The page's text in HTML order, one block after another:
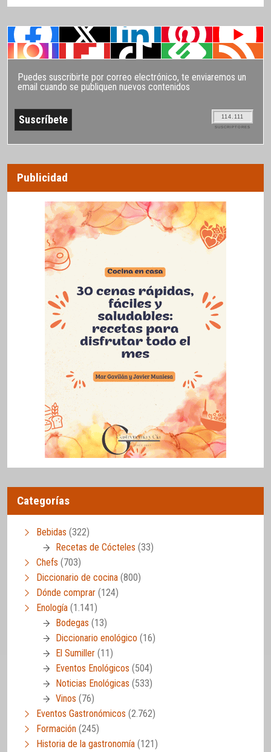
Puedes suscribirte por correo electrónico, te enviaremos un
email cuando se publiquen nuevos contenidos
114.111
SUSCRIPTORES
Publicidad
Categorías
Bebidas (322)
Recetas de Cócteles (33)
Chefs (703)
Diccionario de cocina (800)
Dónde comprar (124)
Enología (1.141)
Bodegas (13)
Diccionario enológico (16)
El Sumiller (11)
Eventos Enológicos (504)
Noticias Enológicas (533)
Vinos (76)
Eventos Gastronómicos (2.762)
Formación (245)
Historia de la gastronomía (121)